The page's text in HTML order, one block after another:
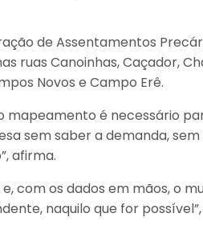
de Assentamentos
ruas Canoinhas, Caçador,
Novos e Campo Erê.
mapeamento é necessário
sem saber a demanda,
afirma.
com os dados em mãos, o
naquilo que for